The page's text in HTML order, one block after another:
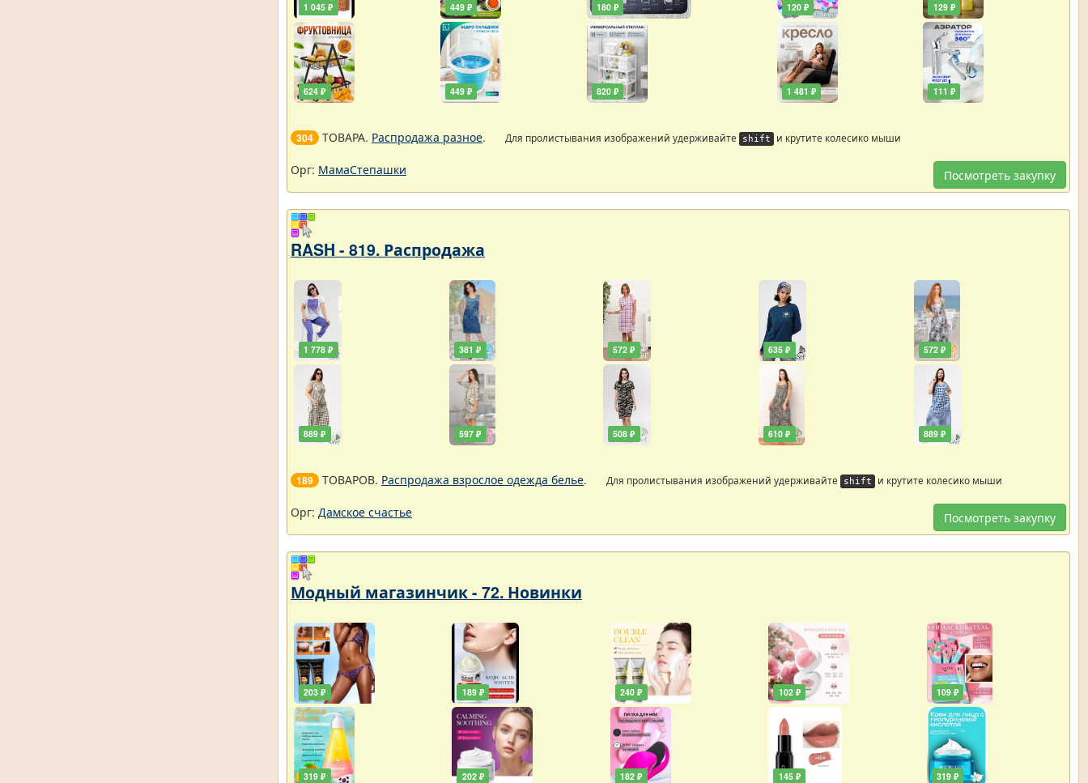
1 045 ₽
624 ₽
449 ₽
449 ₽
180 ₽
820 ₽
120 ₽
1 481 ₽
129 ₽
111 ₽
304 ТОВАРА. Распродажа разное. Для пролистывания изображений удерживайте shift и крутите колесико мыши
Посмотреть закупку
Орг: МамаСтепашки
RASH - 819. Распродажа
1 778 ₽
889 ₽
381 ₽
597 ₽
572 ₽
508 ₽
635 ₽
610 ₽
572 ₽
889 ₽
189 ТОВАРОВ. Распродажа взрослое одежда белье. Для пролистывания изображений удерживайте shift и крутите колесико мыши
Посмотреть закупку
Орг: Дамское счастье
Модный магазинчик - 72. Новинки
203 ₽
319 ₽
189 ₽
202 ₽
240 ₽
182 ₽
102 ₽
145 ₽
109 ₽
319 ₽